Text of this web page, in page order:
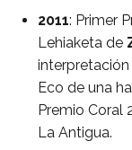
2011: Primer
Lehiaketa de
interpretación
Eco de una
Premio Coral
La Antigua.